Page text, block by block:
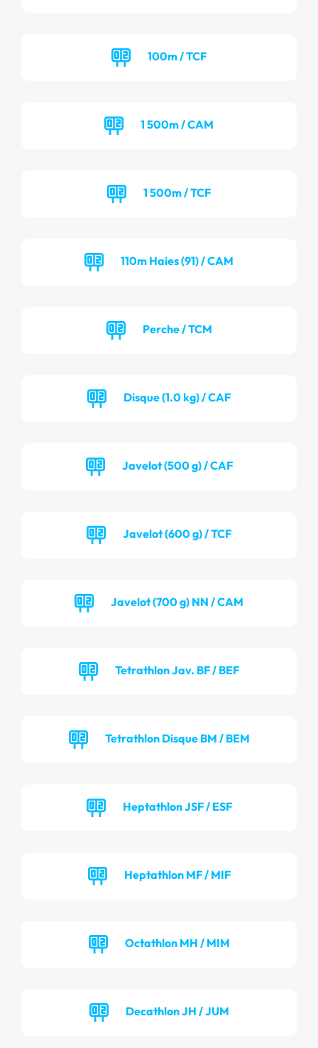
100m / TCF
1 500m / CAM
1 500m / TCF
110m Haies (91) / CAM
Perche / TCM
Disque (1.0 kg) / CAF
Javelot (500 g) / CAF
Javelot (600 g) / TCF
Javelot (700 g) NN / CAM
Tetrathlon Jav. BF / BEF
Tetrathlon Disque BM / BEM
Heptathlon JSF / ESF
Heptathlon MF / MIF
Octathlon MH / MIM
Decathlon JH / JUM